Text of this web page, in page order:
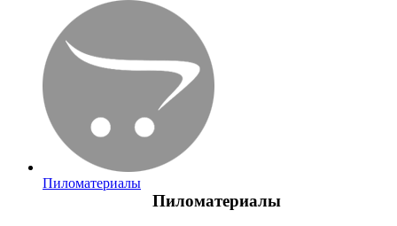
Пиломатериалы
Пиломатериалы